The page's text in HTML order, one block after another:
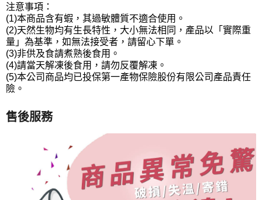
注意事項：
(1)本商品含有蝦，其過敏體質不適合使用。
(2)天然生物均有生長特性，大小無法相同，產品以「實際重
量」為基準，如無法接受者，請留心下單。
(3)非供及食請煮熟後食用。
(4)請當天解凍後食用，請勿反覆解凍。
(5)本公司商品均已投保第一產物保險股份有限公司產品責任
險。
售後服務